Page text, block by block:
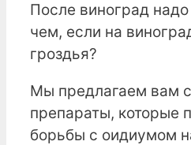
После виноград
чем, если на
гроздья?
Мы предлагаем вам
препараты, которые
борьбы с оидиумом